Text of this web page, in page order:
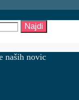
Najdi
naših novic